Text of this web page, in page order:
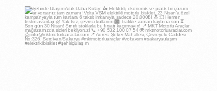
mktmotorluaraclar
Nis 15